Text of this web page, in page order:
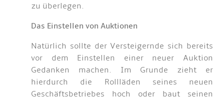
zu überlegen.
Das Einstellen von Auktionen
Natürlich sollte der Versteigernde sich bereits
vor dem Einstellen einer neuer Auktion
Gedanken machen. Im Grunde zieht er
hierdurch die Rollläden seines neuen
Geschäftsbetriebes hoch oder baut seinen